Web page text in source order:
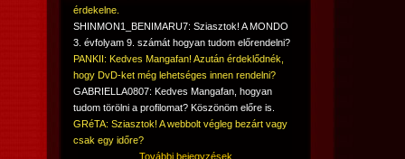
érdekelne.
SHINMON1_BENIMARU7: Sziasztok! A MONDO
3. évfolyam 9. számát hogyan tudom előrendelni?
PANKII: Kedves Mangafan! Azután érdeklődnék,
hogy DvD-ket még lehetséges innen rendelni?
GABRIELLA0807: Kedves Mangafan, hogyan
tudom törölni a profilomat? Köszönöm előre is.
GRéTA: Sziasztok! A webbolt végleg bezárt vagy
csak egy időre?
További bejegyzések